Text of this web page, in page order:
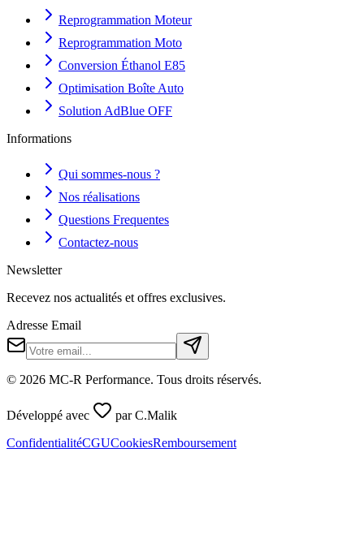
Reprogrammation Moteur
Reprogrammation Moto
Conversion Éthanol E85
Optimisation Boîte Auto
Solution AdBlue OFF
Informations
Qui sommes-nous ?
Nos réalisations
Questions Frequentes
Contactez-nous
Newsletter
Recevez nos actualités et offres exclusives.
Adresse Email
© 2026 MC-R Performance. Tous droits réservés.
Développé avec parC.Malik
ConfidentialitéCGUCookiesRemboursement